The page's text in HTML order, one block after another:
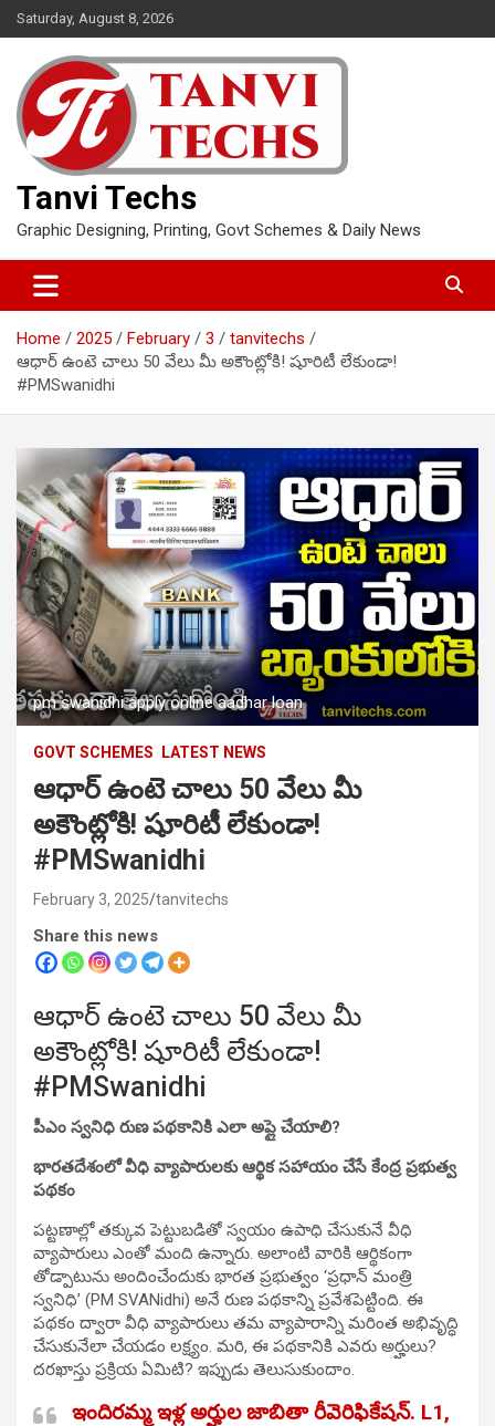
Skip
to
content
Saturday, August 8, 2026
Tanvi Techs
Graphic Designing, Printing, Govt Schemes & Daily News
Home 2025 February 3
tanvitechs
ఆధార్ ఉంటె చాలు 50 వేలు మీ అకౌంట్లోకి! షూరిటీ లేకుండా!
#PMSwanidhi
pm swanidhi apply online aadhar loan
GOVT SCHEMES LATEST NEWS
ఆధార్ ఉంటె చాలు 50 వేలు మీ
అకౌంట్లోకి! షూరిటీ లేకుండా!
#PMSwanidhi
February 3, 2025 tanvitechs
Share this news
ఆధార్ ఉంటె చాలు 50 వేలు మీ
అకౌంట్లోకి! షూరిటీ లేకుండా!
#PMSwanidhi
పీఎం స్వనిధి రుణ పథకానికి ఎలా అప్లై చేయాలి?
భారతదేశంలో వీధి వ్యాపారులకు ఆర్థిక సహాయం చేసే కేంద్ర ప్రభుత్వ
పథకం
పట్టణాల్లో తక్కువ పెట్టుబడితో స్వయం ఉపాధి చేసుకునే వీధి
వ్యాపారులు ఎంతో మంది ఉన్నారు. అలాంటి వారికి ఆర్థికంగా
తోడ్పాటును అందించేందుకు భారత ప్రభుత్వం ‘ప్రధాన్ మంత్రి
స్వనిధి’ (PM SVANidhi) అనే రుణ పథకాన్ని ప్రవేశపెట్టింది. ఈ
పథకం ద్వారా వీధి వ్యాపారులు తమ వ్యాపారాన్ని మరింత అభివృద్ధి
చేసుకునేలా చేయడం లక్ష్యం. మరి, ఈ పథకానికి ఎవరు అర్హులు?
దరఖాస్తు ప్రక్రియ ఏమిటి? ఇప్పుడు తెలుసుకుందాం.
ఇందిరమ్మ ఇళ్ల అర్హుల జాబితా రీవెరిఫికేషన్. L1,